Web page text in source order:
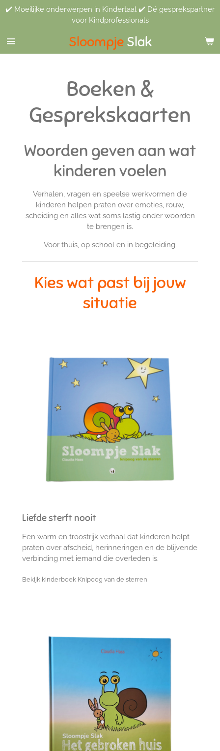
Ga
de
hoofdinhoud
Sloompje Slak
✔️ Moeilijke onderwerpen in Kindertaal ✔️ Dé gesprekspartner
voor Kindprofessionals
Boeken &
Gesprekskaarten
Woorden geven aan wat
kinderen voelen
Verhalen, vragen en speelse werkvormen die
kinderen helpen praten over emoties, rouw,
scheiding en alles wat soms lastig onder woorden
te brengen is.
Voor thuis, op school en in begeleiding.
Kies wat past bij jouw
situatie
Liefde sterft nooit
Een warm en troostrijk verhaal dat kinderen helpt
praten over afscheid, herinneringen en de blijvende
verbinding met iemand die overleden is.
Bekijk kinderboek Knipoog van de sterren